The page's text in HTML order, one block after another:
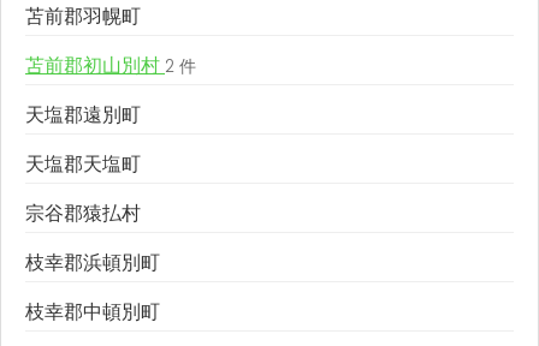
苫前郡羽幌町
苫前郡初山別村 2 件
天塩郡遠別町
天塩郡天塩町
宗谷郡猿払村
枝幸郡浜頓別町
枝幸郡中頓別町